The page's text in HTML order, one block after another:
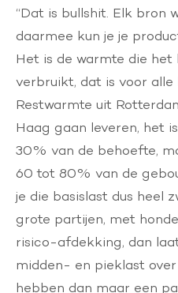
“Dat is bullshit. Elk bron
daarmee kun je je
Het is de warmte die het
verbruikt, dat is voor
Restwarmte uit
Haag gaan leveren, het
30% van de behoefte,
60 tot 80% van de
je die basislast dus heel
grote partijen, met
risico-afdekking, dan
midden- en pieklast
hebben dan maar een